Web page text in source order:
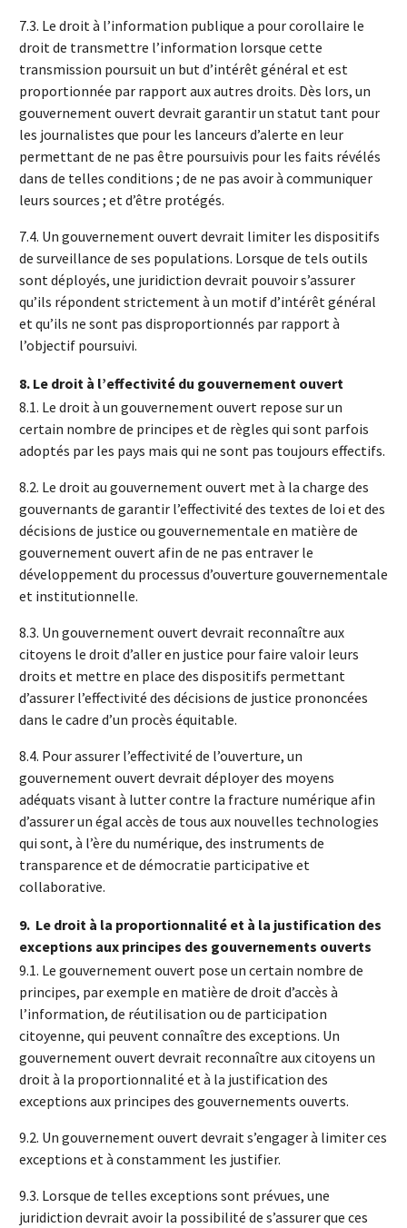
7.3. Le droit à l’information publique a pour corollaire le
droit de transmettre l’information lorsque cette
transmission poursuit un but d’intérêt général et est
proportionnée par rapport aux autres droits. Dès lors, un
gouvernement ouvert devrait garantir un statut tant pour
les journalistes que pour les lanceurs d’alerte en leur
permettant de ne pas être poursuivis pour les faits révélés
dans de telles conditions ; de ne pas avoir à communiquer
leurs sources ; et d’être protégés.
7.4. Un gouvernement ouvert devrait limiter les dispositifs
de surveillance de ses populations. Lorsque de tels outils
sont déployés, une juridiction devrait pouvoir s’assurer
qu’ils répondent strictement à un motif d’intérêt général
et qu’ils ne sont pas disproportionnés par rapport à
l’objectif poursuivi.
8. Le droit à l’effectivité du gouvernement ouvert
8.1. Le droit à un gouvernement ouvert repose sur un
certain nombre de principes et de règles qui sont parfois
adoptés par les pays mais qui ne sont pas toujours effectifs.
8.2. Le droit au gouvernement ouvert met à la charge des
gouvernants de garantir l’effectivité des textes de loi et des
décisions de justice ou gouvernementale en matière de
gouvernement ouvert afin de ne pas entraver le
développement du processus d’ouverture gouvernementale
et institutionnelle.
8.3. Un gouvernement ouvert devrait reconnaître aux
citoyens le droit d’aller en justice pour faire valoir leurs
droits et mettre en place des dispositifs permettant
d’assurer l’effectivité des décisions de justice prononcées
dans le cadre d’un procès équitable.
8.4. Pour assurer l’effectivité de l’ouverture, un
gouvernement ouvert devrait déployer des moyens
adéquats visant à lutter contre la fracture numérique afin
d’assurer un égal accès de tous aux nouvelles technologies
qui sont, à l’ère du numérique, des instruments de
transparence et de démocratie participative et
collaborative.
9. Le droit à la proportionnalité et à la justification des
exceptions aux principes des gouvernements ouverts
9.1. Le gouvernement ouvert pose un certain nombre de
principes, par exemple en matière de droit d’accès à
l’information, de réutilisation ou de participation
citoyenne, qui peuvent connaître des exceptions. Un
gouvernement ouvert devrait reconnaître aux citoyens un
droit à la proportionnalité et à la justification des
exceptions aux principes des gouvernements ouverts.
9.2. Un gouvernement ouvert devrait s’engager à limiter ces
exceptions et à constamment les justifier.
9.3. Lorsque de telles exceptions sont prévues, une
juridiction devrait avoir la possibilité de s’assurer que ces